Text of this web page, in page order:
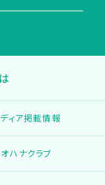
ディア掲載情報
オハナクラブ